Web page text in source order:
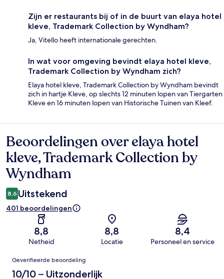
Zijn er restaurants bij of in de buurt van elaya hotel
kleve, Trademark Collection by Wyndham?
Ja, Vitello heeft internationale gerechten.
In wat voor omgeving bevindt elaya hotel kleve,
Trademark Collection by Wyndham zich?
Elaya hotel kleve, Trademark Collection by Wyndham bevindt
zich in hartje Kleve, op slechts 12 minuten lopen van Tiergarten
Kleve en 16 minuten lopen van Historische Tuinen van Kleef.
Beoordelingen
Beoordelingen over elaya hotel
kleve, Trademark Collection by
Wyndham
8,6 Uitstekend
401 beoordelingen
8,8
Netheid
8,8
Locatie
8,4
Personeel en service
Beoordelingen
Geverifieerde beoordeling
10/10 – Uitzonderlijk